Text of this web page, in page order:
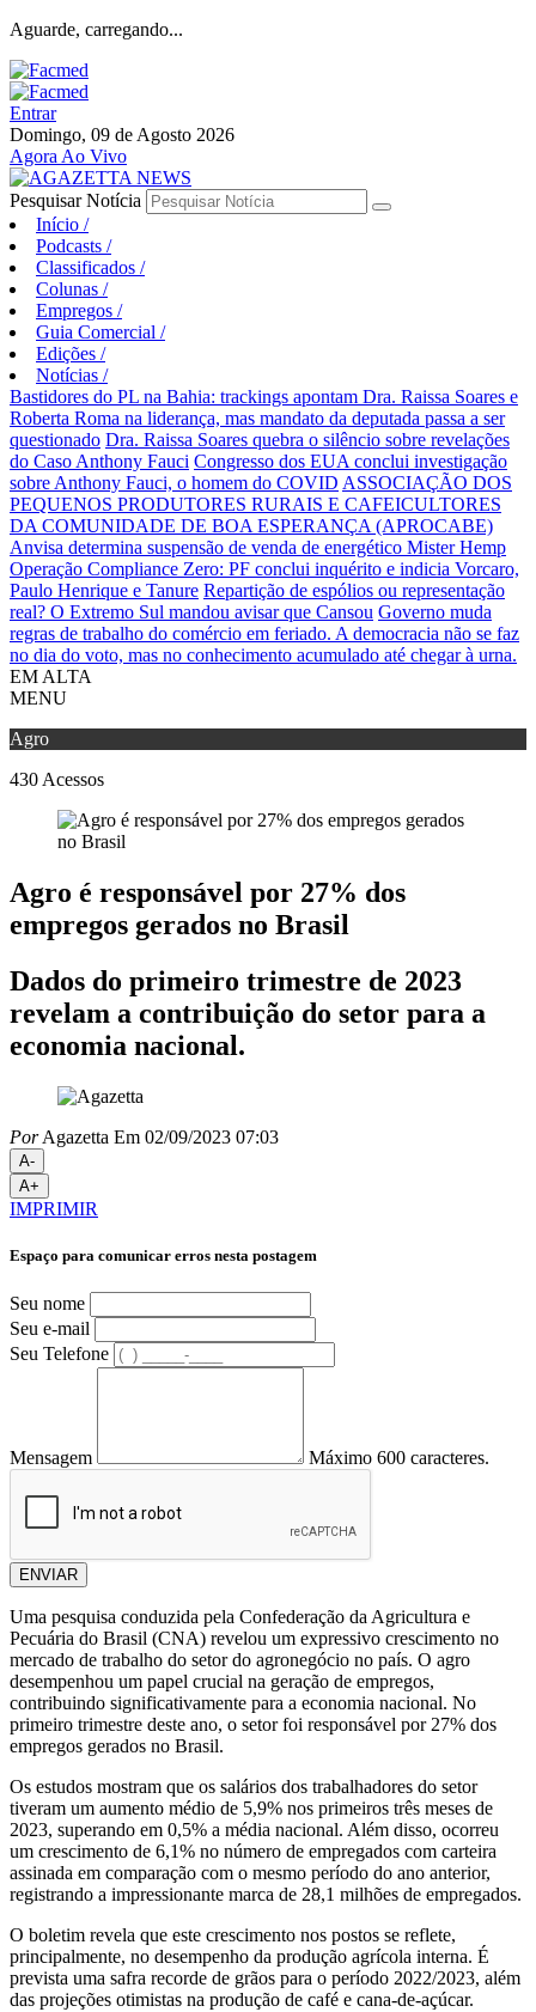
Aguarde, carregando...
Entrar
Domingo, 09 de Agosto 2026
Agora Ao Vivo
Pesquisar Notícia
Início /
Podcasts /
Classificados /
Colunas /
Empregos /
Guia Comercial /
Edições /
Notícias /
Bastidores do PL na Bahia: trackings apontam Dra. Raissa Soares e
Roberta Roma na liderança, mas mandato da deputada passa a ser
questionado Dra. Raissa Soares quebra o silêncio sobre revelações
do Caso Anthony Fauci Congresso dos EUA conclui investigação
sobre Anthony Fauci, o homem do COVID ASSOCIAÇÃO DOS
PEQUENOS PRODUTORES RURAIS E CAFEICULTORES
DA COMUNIDADE DE BOA ESPERANÇA (APROCABE)
Anvisa determina suspensão de venda de energético Mister Hemp
Operação Compliance Zero: PF conclui inquérito e indicia Vorcaro,
Paulo Henrique e Tanure Repartição de espólios ou representação
real? O Extremo Sul mandou avisar que Cansou Governo muda
regras de trabalho do comércio em feriado. A democracia não se faz
no dia do voto, mas no conhecimento acumulado até chegar à urna.
EM ALTA
MENU
Agro
430 Acessos
Agro é responsável por 27% dos
empregos gerados no Brasil
Dados do primeiro trimestre de 2023
revelam a contribuição do setor para a
economia nacional.
PorAgazetta Em 02/09/2023 07:03
A-
A+
IMPRIMIR
Espaço para comunicar erros nesta postagem
Seu nome
Seu e-mail
Seu Telefone
Mensagem Máximo 600 caracteres.
ENVIAR
Uma pesquisa conduzida pela Confederação da Agricultura e
Pecuária do Brasil (CNA) revelou um expressivo crescimento no
mercado de trabalho do setor do agronegócio no país. O agro
desempenhou um papel crucial na geração de empregos,
contribuindo significativamente para a economia nacional. No
primeiro trimestre deste ano, o setor foi responsável por 27% dos
empregos gerados no Brasil.
Os estudos mostram que os salários dos trabalhadores do setor
tiveram um aumento médio de 5,9% nos primeiros três meses de
2023, superando em 0,5% a média nacional. Além disso, ocorreu
um crescimento de 6,1% no número de empregados com carteira
assinada em comparação com o mesmo período do ano anterior,
registrando a impressionante marca de 28,1 milhões de empregados.
O boletim revela que este crescimento nos postos se reflete,
principalmente, no desempenho da produção agrícola interna. É
prevista uma safra recorde de grãos para o período 2022/2023, além
das projeções otimistas na produção de café e cana-de-açúcar.